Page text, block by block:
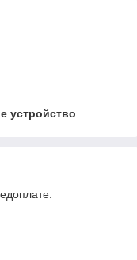
устройство